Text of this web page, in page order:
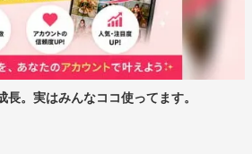
。実はみんなココ使ってます。